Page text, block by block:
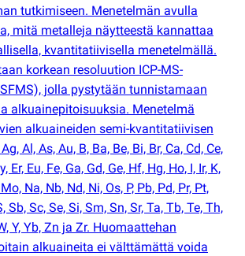
tutkimiseen. Menetelmän avulla
mitä metalleja näytteestä kannattaa
kvantitatiivisella menetelmällä.
korkean resoluution ICP-MS-
SFMS), jolla pystytään tunnistamaan
alkuainepitoisuuksia. Menetelmä
alkuaineiden semi-kvantitatiivisen
Al, As, Au, B, Ba, Be, Bi, Br, Ca, Cd, Ce,
Er, Eu, Fe, Ga, Gd, Ge, Hf, Hg, Ho, I, Ir, K,
Na, Nb, Nd, Ni, Os, P, Pb, Pd, Pr, Pt,
Sb, Sc, Se, Si, Sm, Sn, Sr, Ta, Tb, Te, Th,
Y, Yb, Zn ja Zr. Huomaattehan
alkuaineita ei välttämättä voida